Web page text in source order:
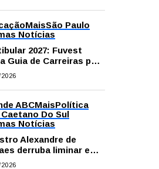
MaisSão Paulo
Notícias
2027: Fuvest
Guia de Carreiras para
candidatos na
ABCMaisPolítica
Do Sul
Notícias
Alexandre de
derruba liminar e
andamento de